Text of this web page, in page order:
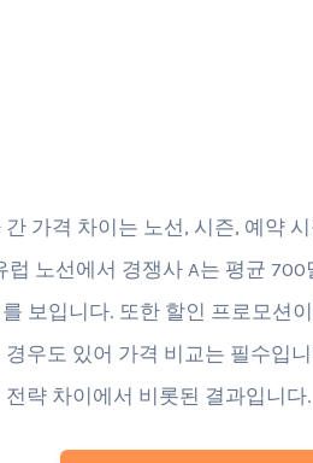
가격 차이는 노선, 시즌, 예약
노선에서 경쟁사 A는 평균
보입니다. 또한 할인 프로모션
우도 있어 가격 비교는 필수입
략 차이에서 비롯된 결과입니다.